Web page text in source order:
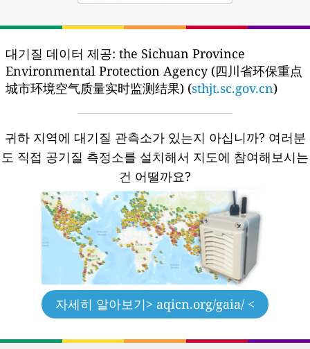
대기질 데이터 제공: the Sichuan Province
Environmental Protection Agency (四川省环保重点
城市环境空气质量实时监测结果) (sthjt.sc.gov.cn)
귀하 지역에 대기질 관측소가 있는지 아십니까? 여러분
도 직접 공기질 측정소를 설치해서 지도에 참여해보시는
건 어떨까요?
자세히 알아보기> aqicn.org/gaia/ <